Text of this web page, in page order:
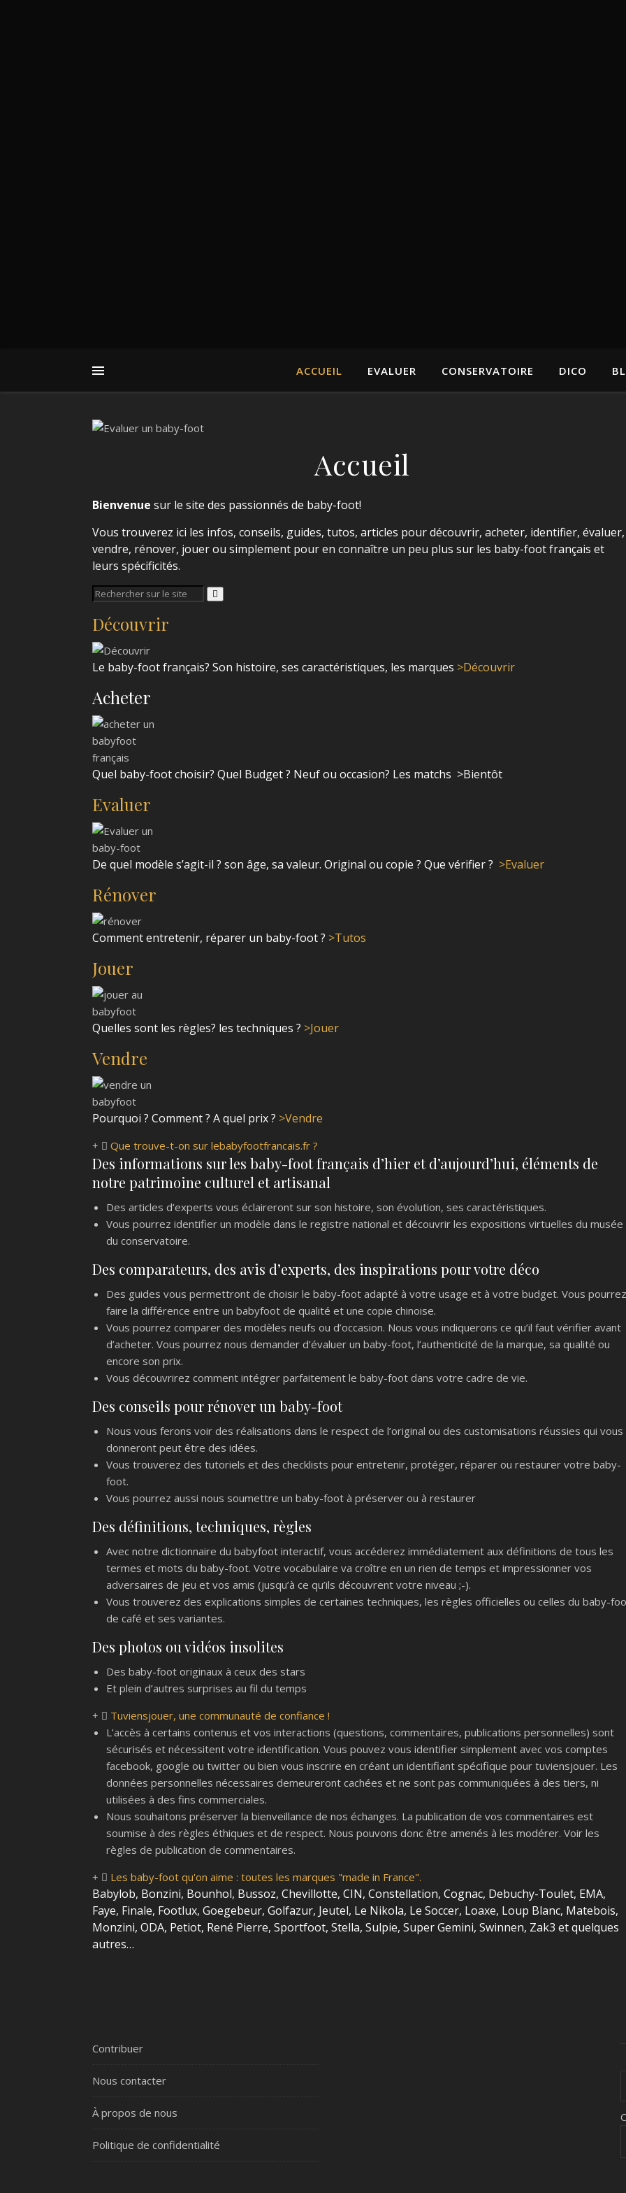
ACCUEIL EVALUER CONSERVATOIRE DICO
Accueil
Bienvenue sur le site des passionnés de baby-foot!
Vous trouverez ici les infos, conseils, guides, tutos, articles pour découvrir, acheter, identifier, évaluer,
vendre, rénover, jouer ou simplement pour en connaître un peu plus sur les baby-foot français et
leurs spécificités.
Découvrir
Le baby-foot français? Son histoire, ses caractéristiques, les marques >Découvrir
Acheter
Quel baby-foot choisir? Quel Budget ? Neuf ou occasion? Les matchs >Bientôt
Evaluer
De quel modèle s’agit-il ? son âge, sa valeur. Original ou copie ? Que vérifier ? >Evaluer
Rénover
Comment entretenir, réparer un baby-foot ? >Tutos
Jouer
Quelles sont les règles? les techniques ? >Jouer
Vendre
Pourquoi ? Comment ? A quel prix ? >Vendre
Que trouve-t-on sur lebabyfootfrancais.fr ?
Des informations sur les baby-foot français d’hier et d’aujourd’hui, éléments de
notre patrimoine culturel et artisanal
Des articles d’experts vous éclaireront sur son histoire, son évolution, ses caractéristiques.
Vous pourrez identifier un modèle dans le registre national et découvrir les expositions virtuelles du musée
du conservatoire.
Des comparateurs, des avis d’experts, des inspirations pour votre déco
Des guides vous permettront de choisir le baby-foot adapté à votre usage et à votre budget. Vous pourrez
faire la différence entre un babyfoot de qualité et une copie chinoise.
Vous pourrez comparer des modèles neufs ou d’occasion. Nous vous indiquerons ce qu’il faut vérifier avant
d’acheter. Vous pourrez nous demander d’évaluer un baby-foot, l’authenticité de la marque, sa qualité ou
encore son prix.
Vous découvrirez comment intégrer parfaitement le baby-foot dans votre cadre de vie.
Des conseils pour rénover un baby-foot
Nous vous ferons voir des réalisations dans le respect de l’original ou des customisations réussies qui vous
donneront peut être des idées.
Vous trouverez des tutoriels et des checklists pour entretenir, protéger, réparer ou restaurer votre baby-
foot.
Vous pourrez aussi nous soumettre un baby-foot à préserver ou à restaurer
Des définitions, techniques, règles
Avec notre dictionnaire du babyfoot interactif, vous accéderez immédiatement aux définitions de tous les
termes et mots du baby-foot. Votre vocabulaire va croître en un rien de temps et impressionner vos
adversaires de jeu et vos amis (jusqu’à ce qu’ils découvrent votre niveau ;-).
Vous trouverez des explications simples de certaines techniques, les règles officielles ou celles du baby-
de café et ses variantes.
Des photos ou vidéos insolites
Des baby-foot originaux à ceux des stars
Et plein d’autres surprises au fil du temps
Tuviensjouer, une communauté de confiance !
L’accès à certains contenus et vos interactions (questions, commentaires, publications personnelles) sont
sécurisés et nécessitent votre identification. Vous pouvez vous identifier simplement avec vos comptes
facebook, google ou twitter ou bien vous inscrire en créant un identifiant spécifique pour tuviensjouer. Les
données personnelles nécessaires demeureront cachées et ne sont pas communiquées à des tiers, ni
utilisées à des fins commerciales.
Nous souhaitons préserver la bienveillance de nos échanges. La publication de vos commentaires est
soumise à des règles éthiques et de respect. Nous pouvons donc être amenés à les modérer. Voir les
règles de publication de commentaires.
Les baby-foot qu'on aime : toutes les marques "made in France".
Babylob, Bonzini, Bounhol, Bussoz, Chevillotte, CIN, Constellation, Cognac, Debuchy-Toulet, EMA,
Faye, Finale, Footlux, Goegebeur, Golfazur, Jeutel, Le Nikola, Le Soccer, Loaxe, Loup Blanc, Matebois,
Monzini, ODA, Petiot, René Pierre, Sportfoot, Stella, Sulpie, Super Gemini, Swinnen, Zak3 et quelques
autres…
Contribuer
Nous contacter
À propos de nous
Politique de confidentialité